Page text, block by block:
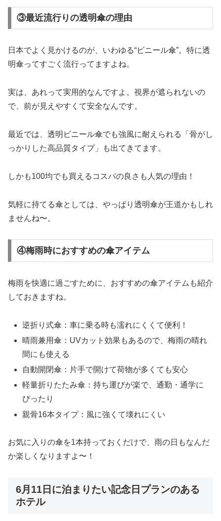
③最近流行りの透明傘の理由
日本でよく見かけるのが、いわゆる“ビニール傘”。特に透
明傘ってすごく流行ってますよね。
実は、あれって実用的なんですよ。視界が遮られないの
で、前が見えやすくて安全なんです。
最近では、透明ビニール傘でも強風に耐えられる「骨がし
っかりした高品質タイプ」も出てきてます。
しかも100均でも買えるコスパの良さも人気の理由！
気軽に持てる傘としては、やっぱり透明傘が王道かもしれ
ませんね〜。
④梅雨時におすすめの傘アイテム
梅雨を快適に過ごすために、おすすめの傘アイテムも紹介
しておきますね。
逆折り式傘：車に乗る時も濡れにくくて便利！
晴雨兼用傘：UVカット効果もあるので、梅雨の晴れ
間にも使える
自動開閉傘：片手で開けて荷物が多くても安心
軽量折りたたみ傘：持ち運びが楽で、通勤・通学に
ぴったり
親骨16本タイプ：風に強くて壊れにくい
お気に入りの傘を1本持っておくだけで、雨の日もなんだ
か楽しくなりますよ〜！
6月11日に泊まりたい記念日プランのある
ホテル